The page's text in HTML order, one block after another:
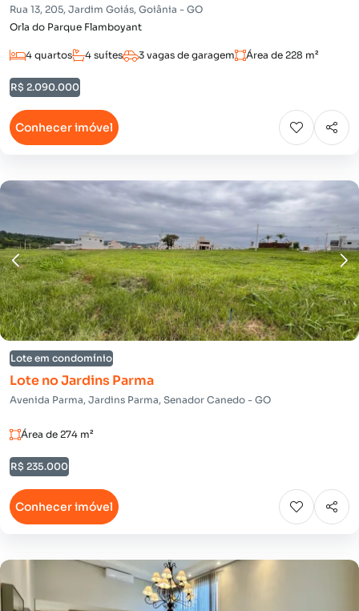
Rua 13, 205, Jardim Goiás, Goiânia - GO
Orla do Parque Flamboyant
4 quartos 4 suítes 3 vagas de garagem Área de 228 m²
R$ 2.090.000
Conhecer imóvel
Lote em condomínio
Lote no Jardins Parma
Avenida Parma, Jardins Parma, Senador Canedo - GO
Área de 274 m²
R$ 235.000
Conhecer imóvel